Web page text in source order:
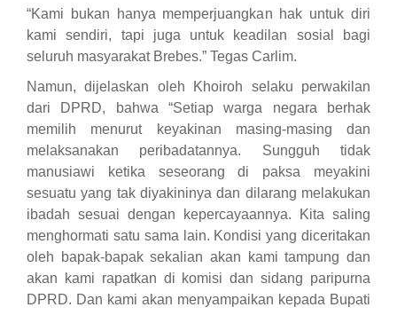
“Kami bukan hanya memperjuangkan hak untuk diri
kami sendiri, tapi juga untuk keadilan sosial bagi
seluruh masyarakat Brebes.” Tegas Carlim.
Namun, dijelaskan oleh Khoiroh selaku perwakilan
dari DPRD, bahwa “Setiap warga negara berhak
memilih menurut keyakinan masing-masing dan
melaksanakan peribadatannya. Sungguh tidak
manusiawi ketika seseorang di paksa meyakini
sesuatuyang tak diyakininyadan dilarang melakukan
ibadah sesuai dengan kepercayaannya. Kita saling
menghormati satu sama lain. Kondisi yang diceritakan
oleh bapak-bapak sekalian akan kami tampung dan
akan kami rapatkan di komisi dan sidang paripurna
DPRD. Dan kami akan menyampaikan kepada Bupati